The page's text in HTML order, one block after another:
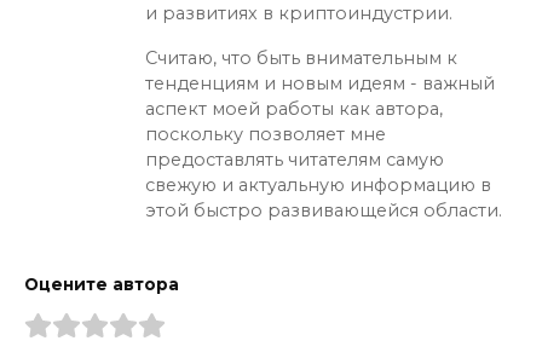
и развитиях в криптоиндустрии.
Считаю, что быть внимательным к
тенденциям и новым идеям - важный
аспект моей работы как автора,
поскольку позволяет мне
предоставлять читателям самую
свежую и актуальную информацию в
этой быстро развивающейся области.
Оцените автора